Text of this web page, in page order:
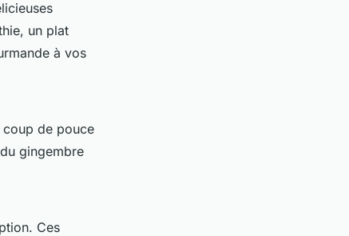
un plat
à vos
coup de pouce
gingembre
Ces